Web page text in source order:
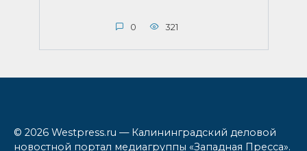
0 321
© 2026 Westpress.ru — Калининградский деловой
новостной портал медиагруппы «Западная Пресса».